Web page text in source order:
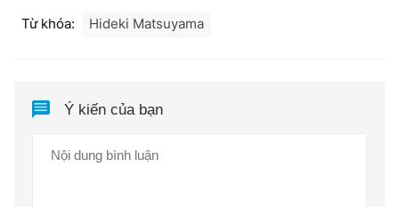
Từ khóa: Hideki Matsuyama
Ý kiến của bạn